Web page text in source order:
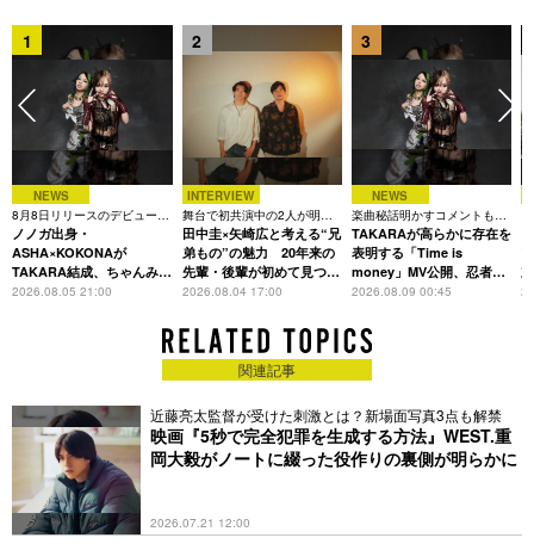
1
NEWS
8月8日リリースのデビュー曲
は「Time is money」
ノノガ出身・
ASHA×KOKONAが
TAKARA結成、ちゃんみな
主宰レーベル第2弾アーテ
2026.08.05 21:00
2
INTERVIEW
舞台で初共演中の2人が明か
す、今の自分をつくる恩人の
存在
田中圭×矢崎広と考える“兄
弟もの”の魅力 20年来の
先輩・後輩が初めて見つけ
た互いの共通点とは
2026.08.04 17:00
3
NEWS
楽曲秘話明かすコメントも到
着、1st EPも8月24日配信へ
TAKARAが高らかに存在を
表明する「Time is
money」MV公開、忍者と
花魁姿で世界観を体現
2026.08.09 00:45
関連記事
近藤亮太監督が受けた刺激とは？新場面写真3点も解禁
映画『5秒で完全犯罪を生成する方法』WEST.重
岡大毅がノートに綴った役作りの裏側が明らかに
2026.07.21 12:00